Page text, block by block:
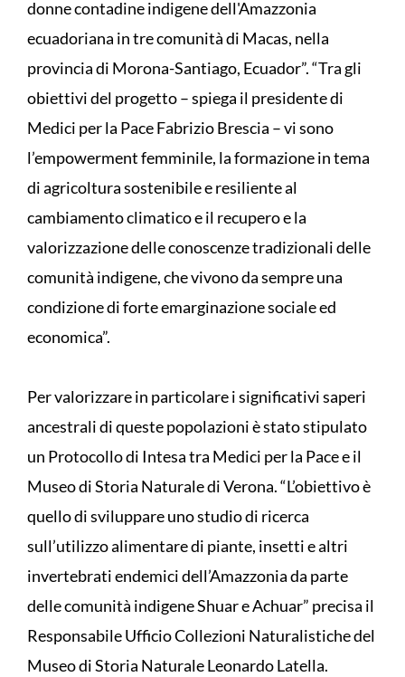
donne contadine indigene dell'Amazzonia
ecuadoriana in tre comunità di Macas, nella
provincia di Morona-Santiago, Ecuador”. “Tra gli
obiettivi del progetto – spiega il presidente di
Medici per la Pace Fabrizio Brescia – vi sono
l’empowerment femminile, la formazione in tema
di agricoltura sostenibile e resiliente al
cambiamento climatico e il recupero e la
valorizzazione delle conoscenze tradizionali delle
comunità indigene, che vivono da sempre una
condizione di forte emarginazione sociale ed
economica”.
Per valorizzare in particolare i significativi saperi
ancestrali di queste popolazioni è stato stipulato
un Protocollo di Intesa tra Medici per la Pace e il
Museo di Storia Naturale di Verona. “L’obiettivo è
quello di sviluppare uno studio di ricerca
sull’utilizzo alimentare di piante, insetti e altri
invertebrati endemici dell’Amazzonia da parte
delle comunità indigene Shuar e Achuar” precisa il
Responsabile Ufficio Collezioni Naturalistiche del
Museo di Storia Naturale Leonardo Latella.